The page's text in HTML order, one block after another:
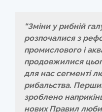
“Зміни у рибній
розпочалися з
промислового і
продовжилися
для нас сегменті
рибальства.
зроблено
нових Правил